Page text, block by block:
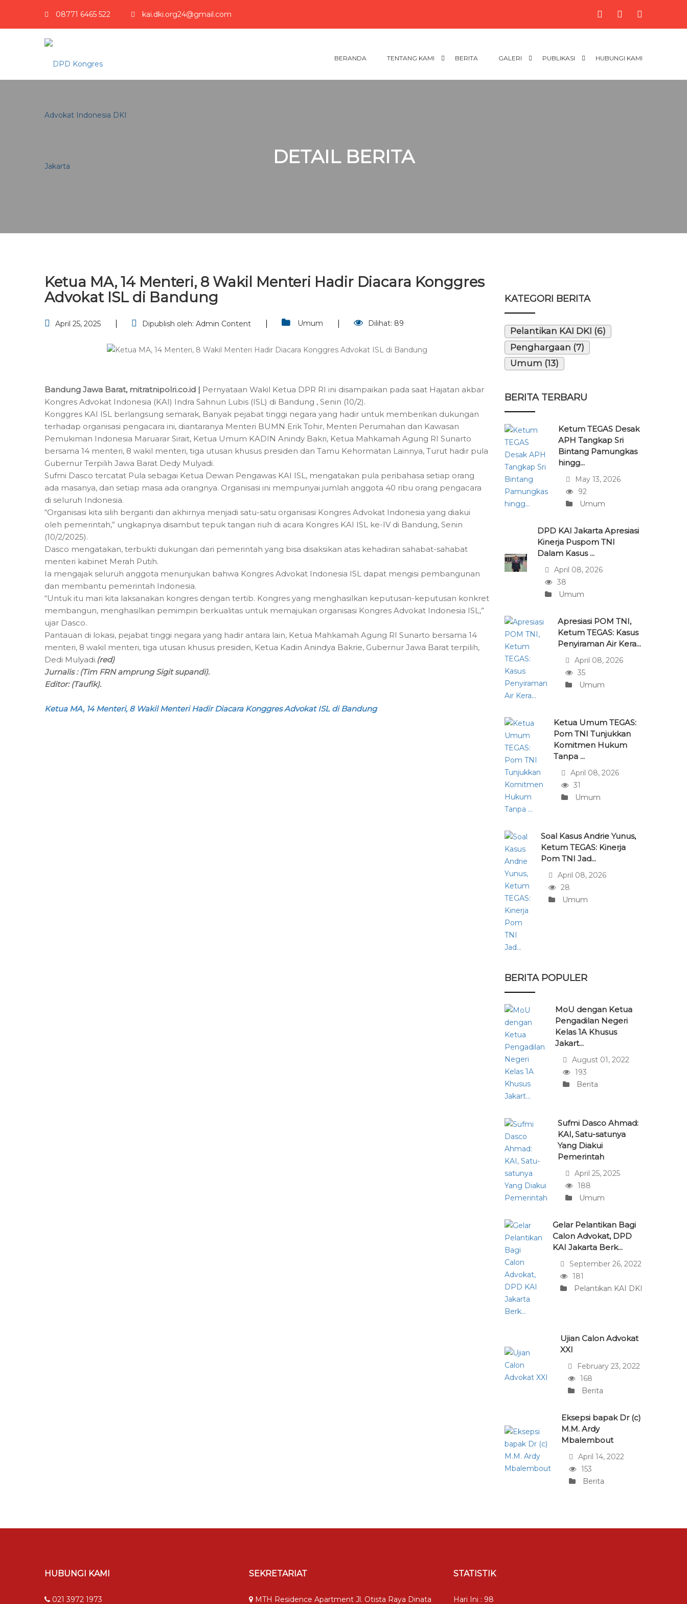
08771 6465 522 kai.dki.org24@gmail.com
BERANDA TENTANG KAMI BERITA GALERI PUBLIKASI HUBUNGI KAMI
DETAIL BERITA
Ketua MA, 14 Menteri, 8 Wakil Menteri Hadir Diacara Konggres
Advokat ISL di Bandung
April 25, 2025 Dipublish oleh: Admin Content Umum Dilihat: 89
Bandung Jawa Barat, mitratnipolri.co.id | Pernyataan Wakil Ketua DPR RI ini disampaikan pada saat Hajatan akbar
Kongres Advokat Indonesia (KAI) Indra Sahnun Lubis (ISL) di Bandung , Senin (10/2).
Konggres KAI ISL berlangsung semarak, Banyak pejabat tinggi negara yang hadir untuk memberikan dukungan
terhadap organisasi pengacara ini, diantaranya Menteri BUMN Erik Tohir, Menteri Perumahan dan Kawasan
Pemukiman Indonesia Maruarar Sirait, Ketua Umum KADIN Anindy Bakri, Ketua Mahkamah Agung RI Sunarto
bersama 14 menteri, 8 wakil menteri, tiga utusan khusus presiden dan Tamu Kehormatan Lainnya, Turut hadir pula
Gubernur Terpilih Jawa Barat Dedy Mulyadi.
Sufmi Dasco tercatat Pula sebagai Ketua Dewan Pengawas KAI ISL, mengatakan pula peribahasa setiap orang
ada masanya, dan setiap masa ada orangnya. Organisasi ini mempunyai jumlah anggota 40 ribu orang pengacara
di seluruh Indonesia.
“Organisasi kita silih berganti dan akhirnya menjadi satu-satu organisasi Kongres Advokat Indonesia yang diakui
oleh pemerintah,” ungkapnya disambut tepuk tangan riuh di acara Kongres KAI ISL ke-IV di Bandung, Senin
(10/2/2025).
Dasco mengatakan, terbukti dukungan dari pemerintah yang bisa disaksikan atas kehadiran sahabat-sahabat
menteri kabinet Merah Putih.
Ia mengajak seluruh anggota menunjukan bahwa Kongres Advokat Indonesia ISL dapat mengisi pembangunan
dan membantu pemerintah Indonesia.
“Untuk itu mari kita laksanakan kongres dengan tertib. Kongres yang menghasilkan keputusan-keputusan konkret
membangun, menghasilkan pemimpin berkualitas untuk memajukan organisasi Kongres Advokat Indonesia ISL,”
ujar Dasco.
Pantauan di lokasi, pejabat tinggi negara yang hadir antara lain, Ketua Mahkamah Agung RI Sunarto bersama 14
menteri, 8 wakil menteri, tiga utusan khusus presiden, Ketua Kadin Anindya Bakrie, Gubernur Jawa Barat terpilih,
Dedi Mulyadi.(red)
Jurnalis : (Tim FRN amprung Sigit supandi).
Editor: (Taufik).
Ketua MA, 14 Menteri, 8 Wakil Menteri Hadir Diacara Konggres Advokat ISL di Bandung
KATEGORI BERITA
Pelantikan KAI DKI (6)
Penghargaan (7)
Umum (13)
BERITA TERBARU
Ketum TEGAS Desak
APH Tangkap Sri
Bintang Pamungkas
hingg...
May 13, 2026
92
Umum
DPD KAI Jakarta Apresiasi
Kinerja Puspom TNI
Dalam Kasus ...
April 08, 2026
38
Umum
Apresiasi POM TNI,
Ketum TEGAS: Kasus
Penyiraman Air Kera...
April 08, 2026
35
Umum
Ketua Umum TEGAS:
Pom TNI Tunjukkan
Komitmen Hukum
Tanpa ...
April 08, 2026
31
Umum
Soal Kasus Andrie Yunus,
Ketum TEGAS: Kinerja
Pom TNI Jad...
April 08, 2026
28
Umum
BERITA POPULER
MoU dengan Ketua
Pengadilan Negeri
Kelas 1A Khusus
Jakart...
August 01, 2022
193
Berita
Sufmi Dasco Ahmad:
KAI, Satu-satunya
Yang Diakui
Pemerintah
April 25, 2025
188
Umum
Gelar Pelantikan Bagi
Calon Advokat, DPD
KAI Jakarta Berk...
September 26, 2022
181
Pelantikan KAI DKI
Ujian Calon Advokat
XXI
February 23, 2022
168
Berita
Eksepsi bapak Dr (c)
M.M. Ardy
Mbalembout
April 14, 2022
153
Berita
HUBUNGI KAMI
021 3972 1973
SEKRETARIAT
MTH Residence Apartment Jl. Otista Raya Dinata
STATISTIK
Hari Ini : 98